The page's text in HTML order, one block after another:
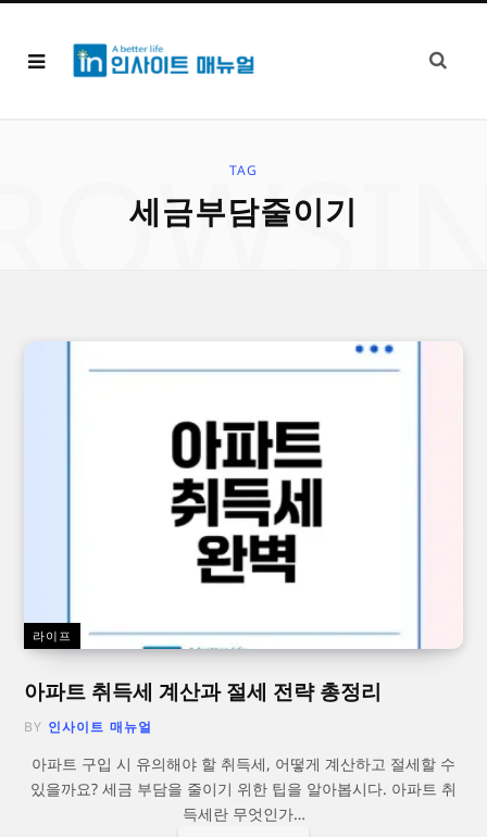
TAG
세금부담줄이기
라이프
아파트 취득세 계산과 절세 전략 총정리
BY 인사이트 매뉴얼
아파트 구입 시 유의해야 할 취득세, 어떻게 계산하고 절세할 수
있을까요? 세금 부담을 줄이기 위한 팁을 알아봅시다. 아파트 취
득세란 무엇인가…